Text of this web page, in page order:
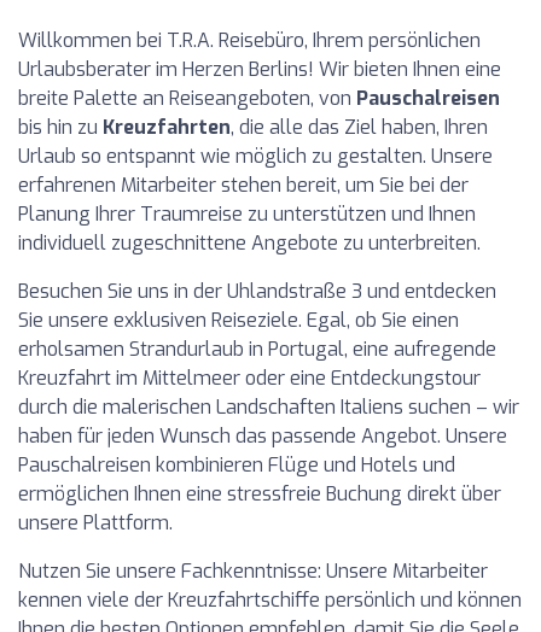
Willkommen bei T.R.A. Reisebüro, Ihrem persönlichen
Urlaubsberater im Herzen Berlins! Wir bieten Ihnen eine
breite Palette an Reiseangeboten, von Pauschalreisen
bis hin zu Kreuzfahrten, die alle das Ziel haben, Ihren
Urlaub so entspannt wie möglich zu gestalten. Unsere
erfahrenen Mitarbeiter stehen bereit, um Sie bei der
Planung Ihrer Traumreise zu unterstützen und Ihnen
individuell zugeschnittene Angebote zu unterbreiten.
Besuchen Sie uns in der Uhlandstraße 3 und entdecken
Sie unsere exklusiven Reiseziele. Egal, ob Sie einen
erholsamen Strandurlaub in Portugal, eine aufregende
Kreuzfahrt im Mittelmeer oder eine Entdeckungstour
durch die malerischen Landschaften Italiens suchen – wir
haben für jeden Wunsch das passende Angebot. Unsere
Pauschalreisen kombinieren Flüge und Hotels und
ermöglichen Ihnen eine stressfreie Buchung direkt über
unsere Plattform.
Nutzen Sie unsere Fachkenntnisse: Unsere Mitarbeiter
kennen viele der Kreuzfahrtschiffe persönlich und können